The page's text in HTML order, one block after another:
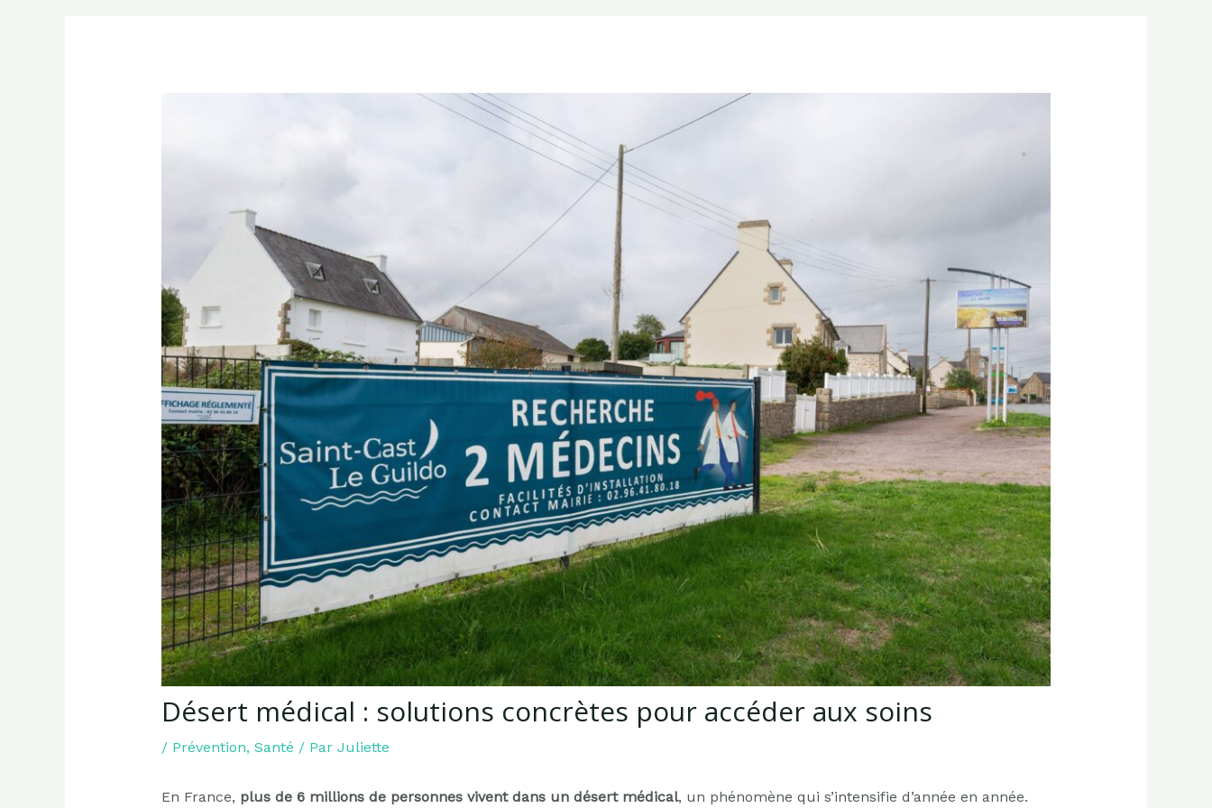
Désert médical : solutions concrètes pour accéder aux soins
/ Prévention, Santé / Par Juliette
En France, plus de 6 millions de personnes vivent dans un désert médical, un phénomène qui s’intensifie d’année en année.